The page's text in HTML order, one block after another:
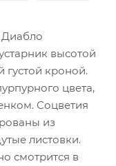
высотой
густой кроной.
цвета,
Соцветия
из
листовки.
смотрится в